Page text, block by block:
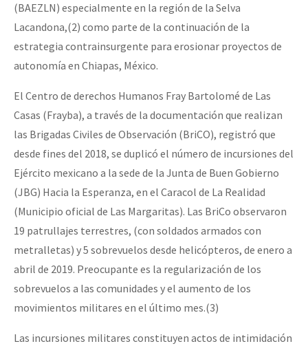
(BAEZLN) especialmente en la región de la Selva
Lacandona,(2) como parte de la continuación de la
estrategia contrainsurgente para erosionar proyectos de
autonomía en Chiapas, México.
El Centro de derechos Humanos Fray Bartolomé de Las
Casas (Frayba), a través de la documentación que realizan
las Brigadas Civiles de Observación (BriCO), registró que
desde fines del 2018, se duplicó el número de incursiones del
Ejército mexicano a la sede de la Junta de Buen Gobierno
(JBG) Hacia la Esperanza, en el Caracol de La Realidad
(Municipio oficial de Las Margaritas). Las BriCo observaron
19 patrullajes terrestres, (con soldados armados con
metralletas) y 5 sobrevuelos desde helicópteros, de enero a
abril de 2019. Preocupante es la regularización de los
sobrevuelos a las comunidades y el aumento de los
movimientos militares en el último mes.(3)
Las incursiones militares constituyen actos de intimidación